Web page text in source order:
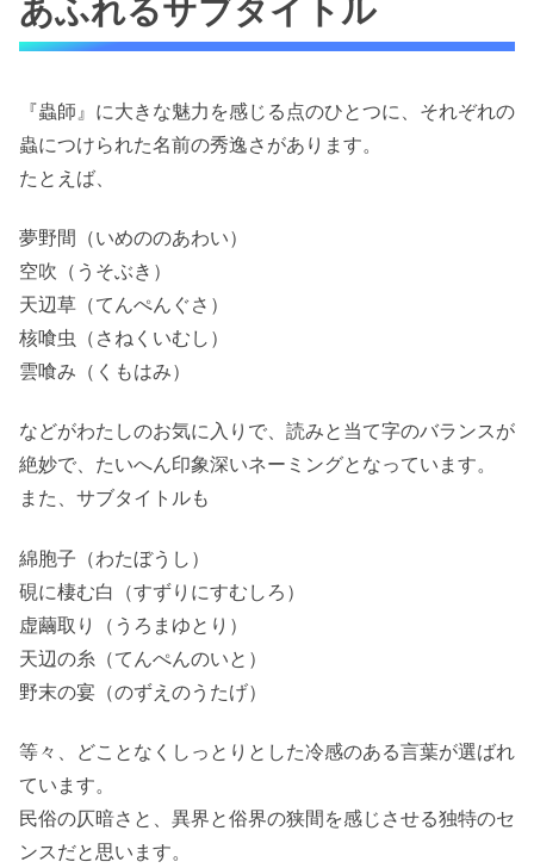
あふれるサブタイトル
『蟲師』に大きな魅力を感じる点のひとつに、それぞれの
蟲につけられた名前の秀逸さがあります。
たとえば、
夢野間（いめののあわい）
空吹（うそぶき）
天辺草（てんぺんぐさ）
核喰虫（さねくいむし）
雲喰み（くもはみ）
などがわたしのお気に入りで、読みと当て字のバランスが
絶妙で、たいへん印象深いネーミングとなっています。
また、サブタイトルも
綿胞子（わたぼうし）
硯に棲む白（すずりにすむしろ）
虚繭取り（うろまゆとり）
天辺の糸（てんぺんのいと）
野末の宴（のずえのうたげ）
等々、どことなくしっとりとした冷感のある言葉が選ばれ
ています。
民俗の仄暗さと、異界と俗界の狭間を感じさせる独特のセ
ンスだと思います。